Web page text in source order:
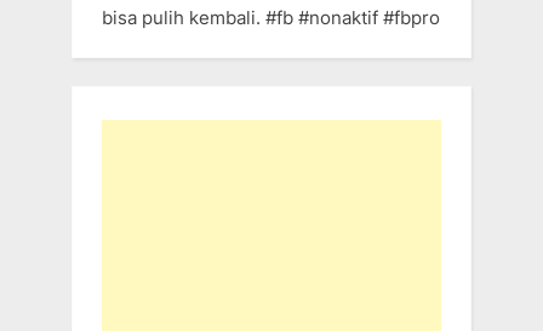
bisa pulih kembali. #fb #nonaktif #fbpro